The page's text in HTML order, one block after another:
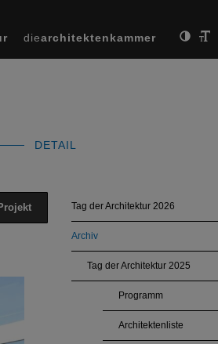
diearchitektenkammer
DETAIL
Tag der Architektur 2026
Archiv
Tag der Architektur 2025
Programm
Architektenliste